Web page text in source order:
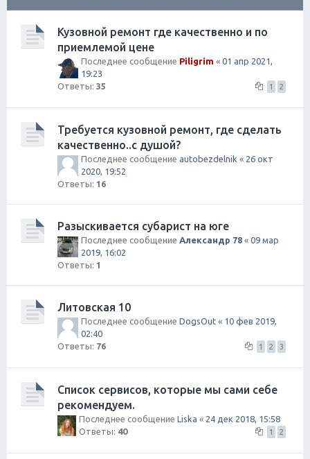
Кузовной ремонт где качественно и по
приемлемой цене
Последнее сообщение Piligrim « 01 апр 2021,
19:23
Ответы: 35 1 2
Требуется кузовной ремонт, где сделать
качественно..с душой?
Последнее сообщение autobezdelnik « 26 окт
2020, 19:52
Ответы: 16
Разыскивается субарист на юге
Последнее сообщение Александр 78 « 09 мар
2019, 16:02
Ответы: 1
Литовская 10
Последнее сообщение DogsOut « 10 фев 2019,
02:40
Ответы: 76 1 2 3
Список сервисов, которые мы сами себе
рекомендуем.
Последнее сообщение Liska « 24 дек 2018, 15:58
Ответы: 40 1 2